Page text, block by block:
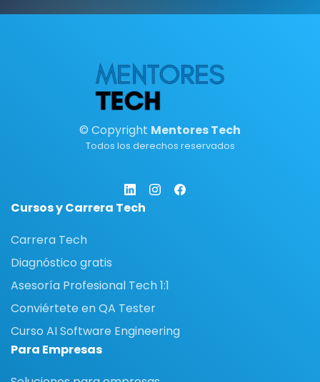
© Copyright Mentores Tech
Todos los derechos reservados
Cursos y Carrera Tech
Carrera Tech
Diagnóstico gratis
Asesoría Profesional Tech 1:1
Conviértete en QA Tester
Curso AI Software Engineering
Para Empresas